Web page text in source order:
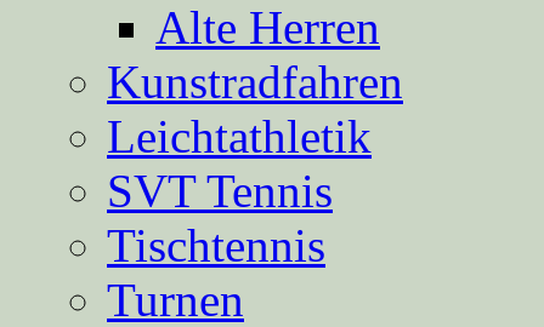
Alte Herren
Kunstradfahren
Leichtathletik
SVT Tennis
Tischtennis
Turnen